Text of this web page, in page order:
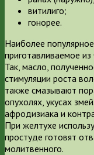
витилиго;
гонорее.
Наиболее
приготавливаемое
Так, масло,
стимуляции роста
также смазывают
опухолях, укусах
афродизиака и
При желтухе
простуде готовят
молитвенного.